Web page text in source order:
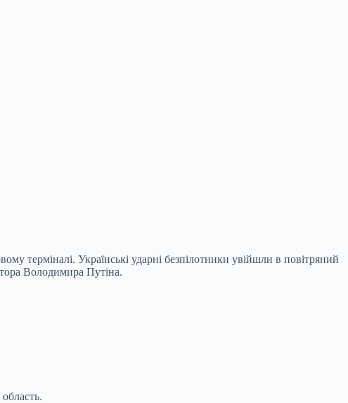
терміналі. Українські ударні безпілотники увійшли в повітряний
Володимира Путіна.